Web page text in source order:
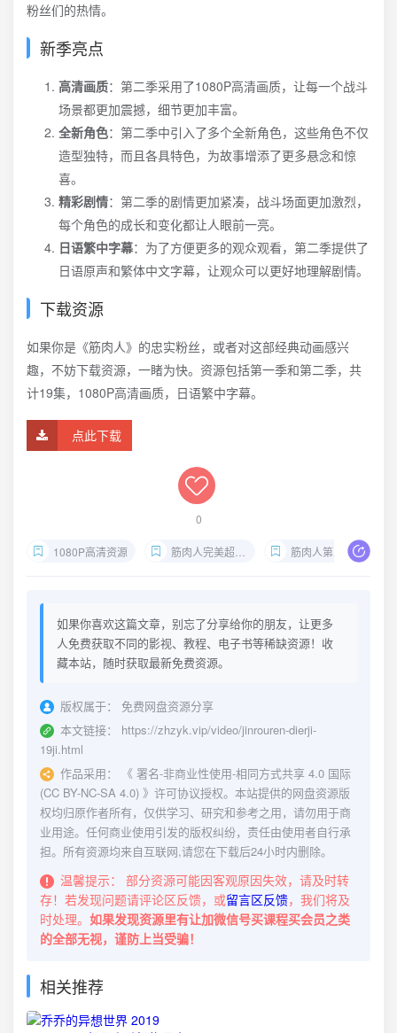
粉丝们的热情。
新季亮点
高清画质：第二季采用了1080P高清画质，让每一个战斗
场景都更加震撼，细节更加丰富。
全新角色：第二季中引入了多个全新角色，这些角色不仅
造型独特，而且各具特色，为故事增添了更多悬念和惊
喜。
精彩剧情：第二季的剧情更加紧凑，战斗场面更加激烈，
每个角色的成长和变化都让人眼前一亮。
日语繁中字幕：为了方便更多的观众观看，第二季提供了
日语原声和繁体中文字幕，让观众可以更好地理解剧情。
下载资源
如果你是《筋肉人》的忠实粉丝，或者对这部经典动画感兴
趣，不妨下载资源，一睹为快。资源包括第一季和第二季，共
计19集，1080P高清画质，日语繁中字幕。
点此下载
0
1080P高清资源 筋肉人完美超人始祖篇 筋肉人第二季19集
如果你喜欢这篇文章，别忘了分享给你的朋友，让更多
人免费获取不同的影视、教程、电子书等稀缺资源！收
藏本站，随时获取最新免费资源。
版权属于：
免费网盘资源分享
本文链接：
https://zhzyk.vip/video/jinrouren-dierji-
19ji.html
作品采用：
《 署名-非商业性使用-相同方式共享 4.0 国际
(CC BY-NC-SA 4.0) 》许可协议授权。本站提供的网盘资源版
权均归原作者所有，仅供学习、研究和参考之用，请勿用于商
业用途。任何商业使用引发的版权纠纷，责任由使用者自行承
担。所有资源均来自互联网,请您在下载后24小时内删除。
温馨提示：
部分资源可能因客观原因失效，请及时转
存！若发现问题请评论区反馈，或留言区反馈，我们将及
时处理。 如果发现资源里有让加微信号买课程买会员之类
的全部无视，谨防上当受骗！
相关推荐